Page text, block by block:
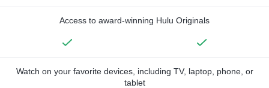
Access to award-winning Hulu Originals
Watch on your favorite devices, including TV, laptop, phone, or
tablet